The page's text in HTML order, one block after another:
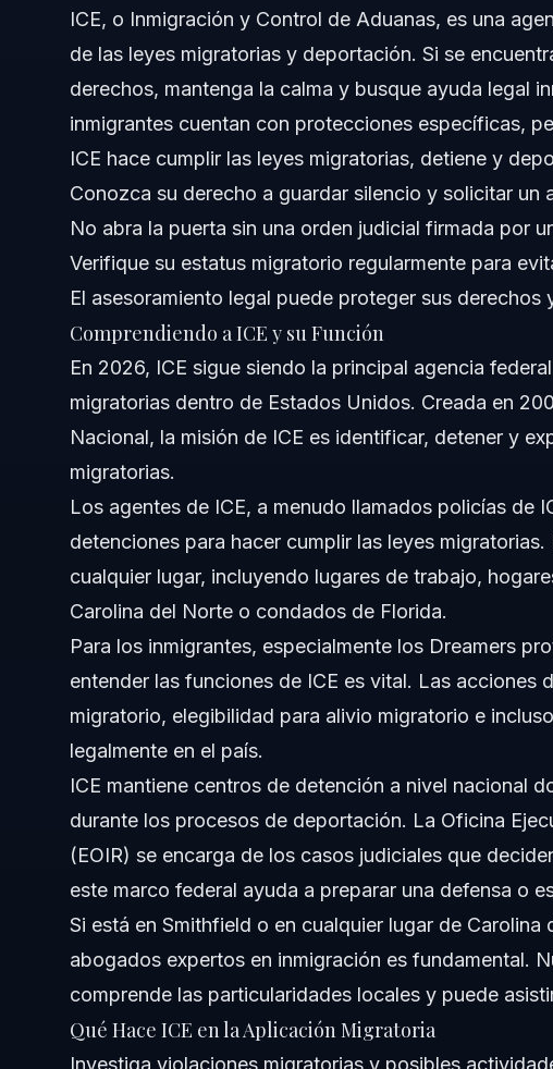
Notas Sobre Carolina del Norte
Notas Sobre Florida
Conceptos a Nivel Nacional (Solo General)
Cuándo Llamar a un Abogado Inmediatamente
Sobre Vasquez Law Firm
Confianza y Experiencia del Abogado
Preguntas Frecuentes
¿Qué significa ICE?
¿Cómo puedo verificar mi estatus migratorio con ICE?
¿Puede ICE detener a un ciudadano estadounidense?
¿Qué derechos tengo durante una parada o redada de ICE?
¿Cómo determina ICE si alguien no está autorizado?
¿Puedo demandar a ICE por detener a un ciudadano
ICE, o Inmigración y Control de Aduanas, es una
de las leyes migratorias y deportación. Si se
derechos, mantenga la calma y busque ayuda legal
inmigrantes cuentan con protecciones específicas,
ICE hace cumplir las leyes migratorias, detiene y
Conozca su derecho a guardar silencio y solicitar un
No abra la puerta sin una orden judicial firmada por
Verifique su estatus migratorio regularmente para
El asesoramiento legal puede proteger sus derechos
Comprendiendo a ICE y su Función
En 2026, ICE sigue siendo la principal agencia
migratorias dentro de Estados Unidos. Creada en
Nacional, la misión de ICE es identificar, detener y
migratorias.
Los agentes de ICE, a menudo llamados policías de
detenciones para hacer cumplir las leyes
cualquier lugar, incluyendo lugares de trabajo,
Carolina del Norte o condados de Florida.
Para los inmigrantes, especialmente los Dreamers
entender las funciones de ICE es vital. Las acciones
migratorio, elegibilidad para alivio migratorio e
legalmente en el país.
ICE mantiene centros de detención a nivel nacional
durante los procesos de deportación. La Oficina
(EOIR) se encarga de los casos judiciales que
este marco federal ayuda a preparar una defensa o
Si está en Smithfield o en cualquier lugar de
abogados expertos en inmigración es fundamental.
comprende las particularidades locales y puede
Qué Hace ICE en la Aplicación Migratoria